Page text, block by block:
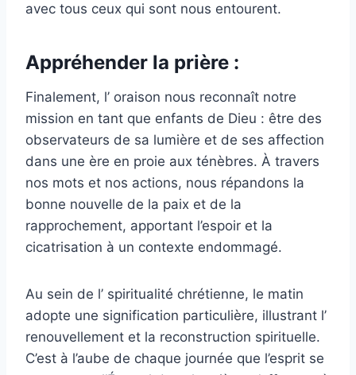
avec tous ceux qui sont nous entourent.
Appréhender la prière :
Finalement, l’ oraison nous reconnaît notre
mission en tant que enfants de Dieu : être des
observateurs de sa lumière et de ses affection
dans une ère en proie aux ténèbres. À travers
nos mots et nos actions, nous répandons la
bonne nouvelle de la paix et de la
rapprochement, apportant l’espoir et la
cicatrisation à un contexte endommagé.
Au sein de l’ spiritualité chrétienne, le matin
adopte une signification particulière, illustrant l’
renouvellement et la reconstruction spirituelle.
C’est à l’aube de chaque journée que l’esprit se